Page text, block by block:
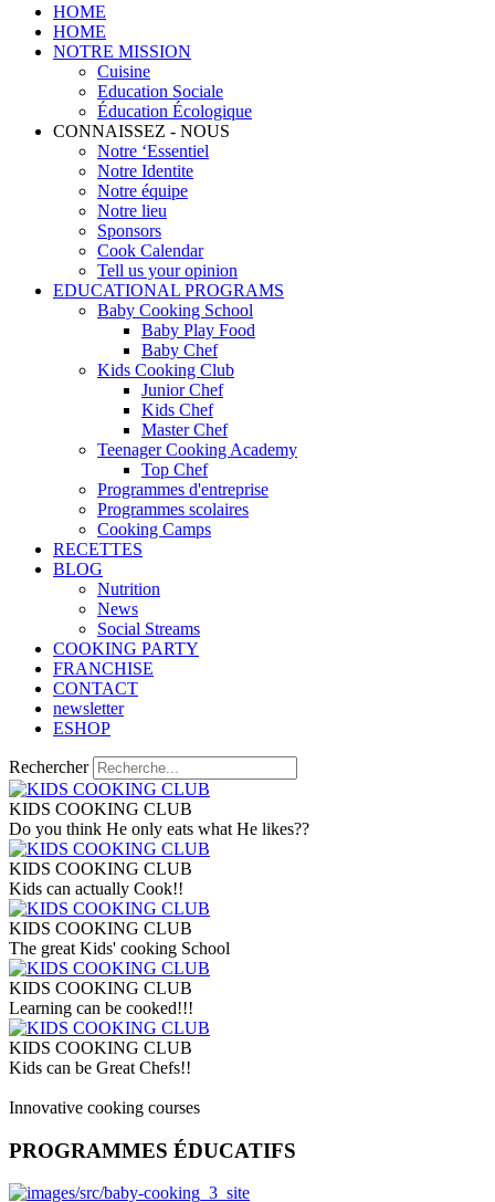
HOME
HOME
NOTRE MISSION
Cuisine
Education Sociale
Éducation Écologique
CONNAISSEZ - NOUS
Notre ‘Essentiel
Notre Identite
Notre équipe
Notre lieu
Sponsors
Cook Calendar
Tell us your opinion
EDUCATIONAL PROGRAMS
Baby Cooking School
Baby Play Food
Baby Chef
Kids Cooking Club
Junior Chef
Kids Chef
Master Chef
Teenager Cooking Academy
Top Chef
Programmes d'entreprise
Programmes scolaires
Cooking Camps
RECETTES
BLOG
Nutrition
Νews
Social Streams
COOKING PARTY
FRANCHISE
CONTACT
newsletter
ESHOP
Rechercher
KIDS COOKING CLUB
Do you think He only eats what He likes??
KIDS COOKING CLUB
Kids can actually Cook!!
KIDS COOKING CLUB
The great Kids' cooking School
KIDS COOKING CLUB
Learning can be cooked!!!
KIDS COOKING CLUB
Kids can be Great Chefs!!
Innovative cooking courses
PROGRAMMES ÉDUCATIFS